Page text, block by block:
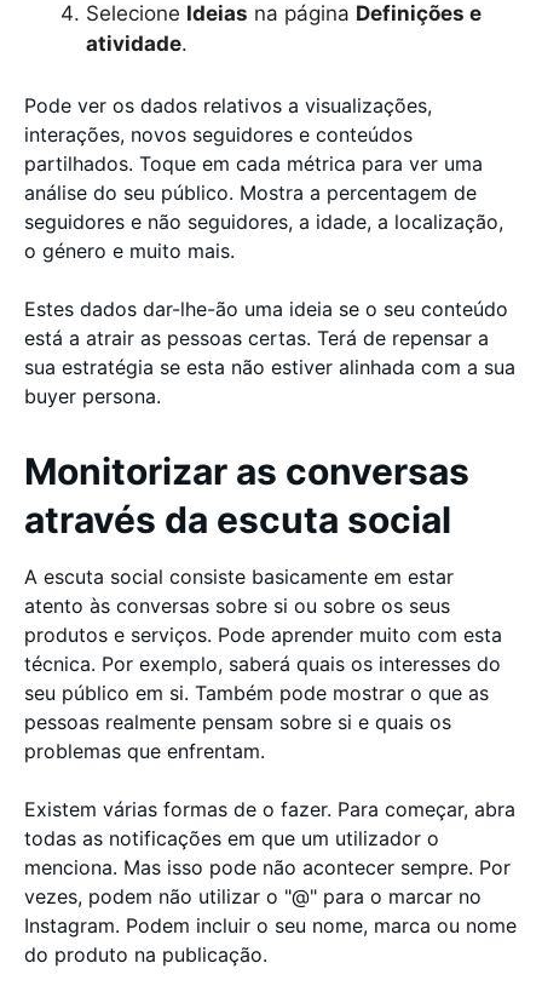
Selecione Ideias na página Definições e
atividade.
Pode ver os dados relativos a visualizações,
interações, novos seguidores e conteúdos
partilhados. Toque em cada métrica para ver uma
análise do seu público. Mostra a percentagem de
seguidores e não seguidores, a idade, a localização,
o género e muito mais.
Estes dados dar-lhe-ão uma ideia se o seu conteúdo
está a atrair as pessoas certas. Terá de repensar a
sua estratégia se esta não estiver alinhada com a sua
buyer persona.
Monitorizar as conversas
através da escuta social
A escuta social consiste basicamente em estar
atento às conversas sobre si ou sobre os seus
produtos e serviços. Pode aprender muito com esta
técnica. Por exemplo, saberá quais os interesses do
seu público em si. Também pode mostrar o que as
pessoas realmente pensam sobre si e quais os
problemas que enfrentam.
Existem várias formas de o fazer. Para começar, abra
todas as notificações em que um utilizador o
menciona. Mas isso pode não acontecer sempre. Por
vezes, podem não utilizar o "@" para o marcar no
Instagram. Podem incluir o seu nome, marca ou nome
do produto na publicação.